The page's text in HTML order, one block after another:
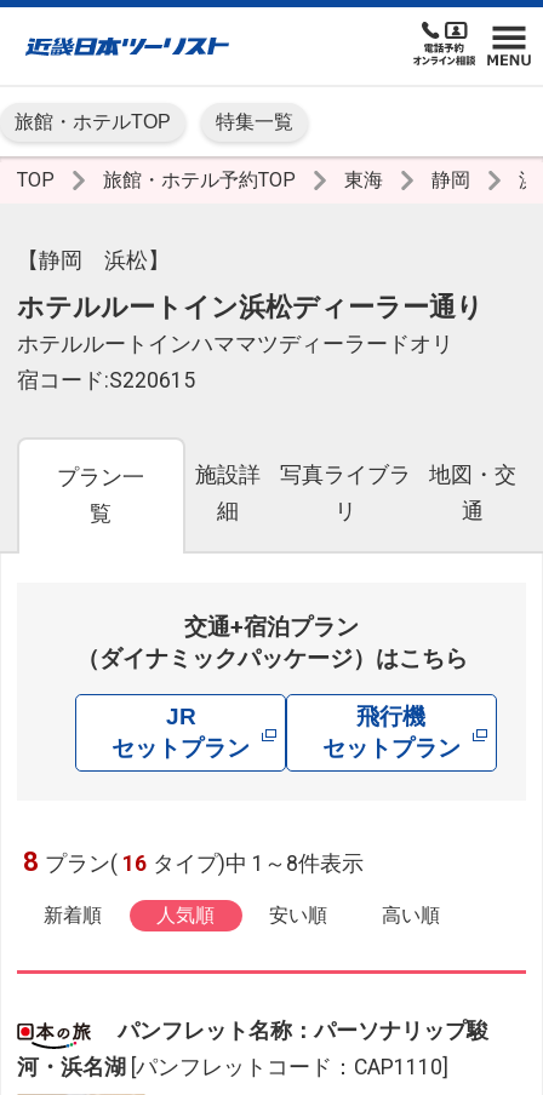
旅館・ホテルTOP 特集一覧
TOP 旅館・ホテル予約TOP 東海 静岡 浜
【静岡 浜松】
ホテルルートイン浜松ディーラー通り
ホテルルートインハママツディーラードオリ
宿コード:S220615
プラン一
覧
施設詳
細
写真ライブラ
リ
地図・交
通
交通+宿泊プラン
（ダイナミックパッケージ）はこちら
JR
セットプラン
飛行機
セットプラン
8 プラン( 16 タイプ)中 1～8件表示
新着順 人気順 安い順 高い順
パンフレット名称：パーソナリップ駿
河・浜名湖 [パンフレットコード：CAP1110]